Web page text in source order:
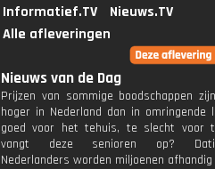
Informatief.TV
Nieuws.TV
Alle afleveringen
Nieuws van de Dag
Prijzen van sommige boodschappen
hoger in Nederland dan in omringende
goed voor het tehuis, te slecht voor
vangt deze senioren op?
Nederlanders worden miljoenen